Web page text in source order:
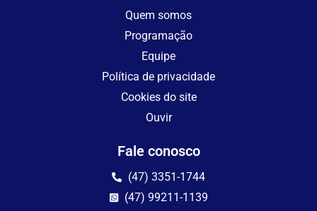
Quem somos
Programação
Equipe
Política de privacidade
Cookies do site
Ouvir
Fale conosco
(47) 3351-1744
(47) 99211-1139